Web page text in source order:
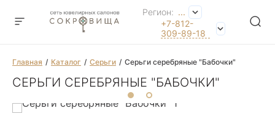
Регион: ...
+7-812-
309-89-18
Главная Каталог Серьги Серьги серебряные "Бабочки"
СЕРЬГИ СЕРЕБРЯНЫЕ "БАБОЧКИ"